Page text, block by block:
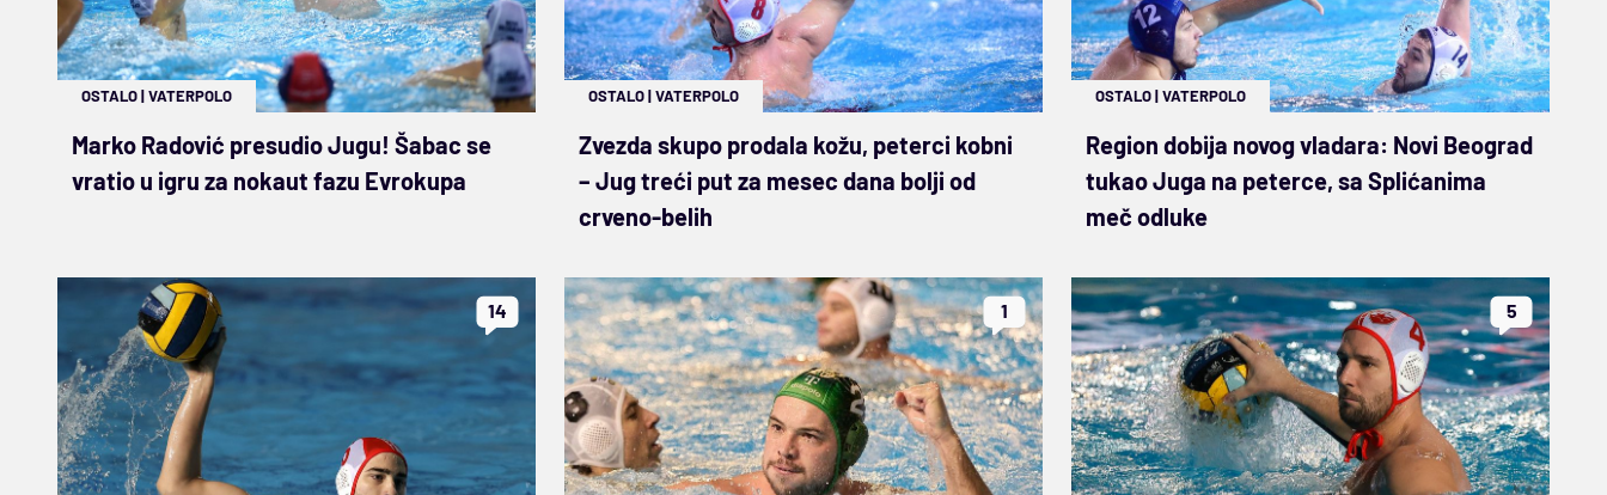
OSTALO|VATERPOLO
Marko Radović presudio Jugu! Šabac se
vratio u igru za nokaut fazu Evrokupa
OSTALO|VATERPOLO
Zvezda skupo prodala kožu, peterci kobni
– Jug treći put za mesec dana bolji od
crveno-belih
OSTALO|VATERPOLO
Region dobija novog vladara: Novi Beograd
tukao Juga na peterce, sa Splićanima
meč odluke
14 1 5